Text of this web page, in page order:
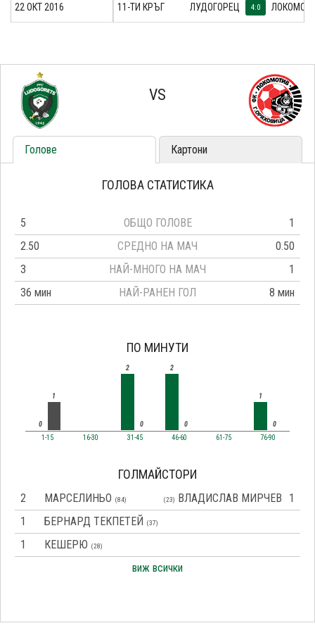
11-ТИ КРЪГ ЛУДОГОРЕЦ 4:0
22 ОКТ 2016
VS
Голове Картони
ГОЛОВА СТАТИСТИКА
5 ОБЩО ГОЛОВЕ
1
2.50
СРЕДНО НА МАЧ
0.50
3
НАЙ-МНОГО НА МАЧ
1
36 мин
НАЙ-РАНЕН ГОЛ 8 мин
ПО МИНУТИ
0
1
1-15 16-30
2
0
31-45
2
0
46-60
61-75
1
0
76-90
ГОЛМАЙСТОРИ
2 МАРСЕЛИНЬО (84) (23) ВЛАДИСЛАВ МИРЧЕВ
1
1
БЕРНАРД ТЕКПЕТЕЙ (37)
1 КЕШЕРЮ (28)
виж всички